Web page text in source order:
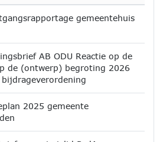
gemeentehuis
AB ODU Reactie op de
de (ontwerp) begroting 2026
2025 gemeente